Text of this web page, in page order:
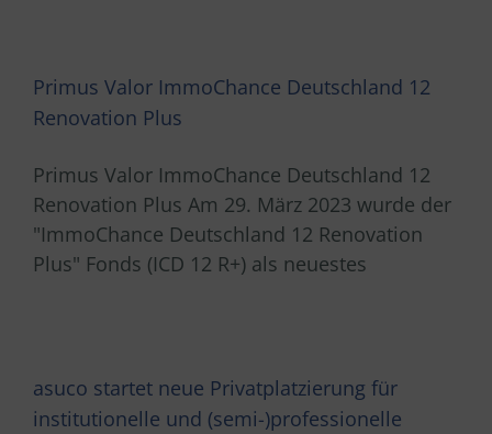
Primus Valor ImmoChance Deutschland 12
Renovation Plus
Primus Valor ImmoChance Deutschland 12
Renovation Plus Am 29. März 2023 wurde der
"ImmoChance Deutschland 12 Renovation
Plus" Fonds (ICD 12 R+) als neuestes
asuco startet neue Privatplatzierung für
institutionelle und (semi-)professionelle